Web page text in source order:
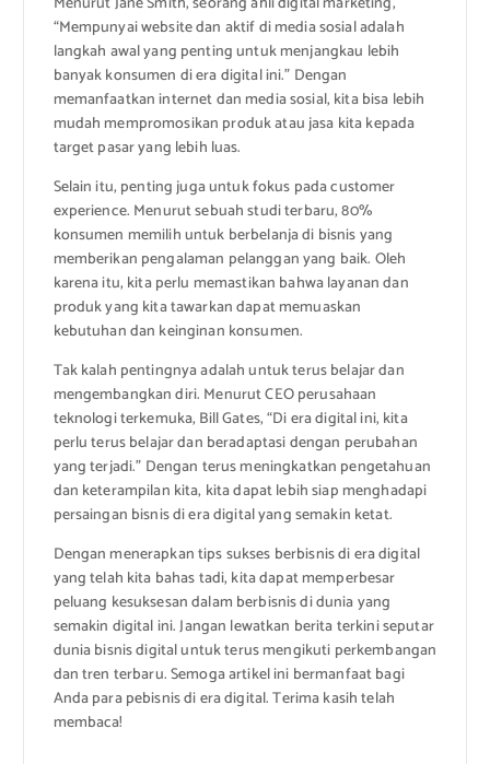
“Mempunyai website dan aktif di media sosial adalah
langkah awal yang penting untuk menjangkau lebih
banyak konsumen di era digital ini.” Dengan
memanfaatkan internet dan media sosial, kita bisa lebih
mudah mempromosikan produk atau jasa kita kepada
target pasar yang lebih luas.
Selain itu, penting juga untuk fokus pada customer
experience. Menurut sebuah studi terbaru, 80%
konsumen memilih untuk berbelanja di bisnis yang
memberikan pengalaman pelanggan yang baik. Oleh
karena itu, kita perlu memastikan bahwa layanan dan
produk yang kita tawarkan dapat memuaskan
kebutuhan dan keinginan konsumen.
Tak kalah pentingnya adalah untuk terus belajar dan
mengembangkan diri. Menurut CEO perusahaan
teknologi terkemuka, Bill Gates, “Di era digital ini, kita
perlu terus belajar dan beradaptasi dengan perubahan
yang terjadi.” Dengan terus meningkatkan pengetahuan
dan keterampilan kita, kita dapat lebih siap menghadapi
persaingan bisnis di era digital yang semakin ketat.
Dengan menerapkan tips sukses berbisnis di era digital
yang telah kita bahas tadi, kita dapat memperbesar
peluang kesuksesan dalam berbisnis di dunia yang
semakin digital ini. Jangan lewatkan berita terkini seputar
dunia bisnis digital untuk terus mengikuti perkembangan
dan tren terbaru. Semoga artikel ini bermanfaat bagi
Anda para pebisnis di era digital. Terima kasih telah
membaca!